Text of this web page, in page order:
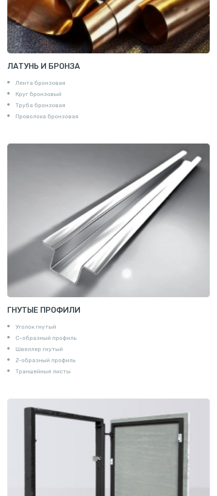
ЛАТУНЬ И БРОНЗА
Лента бронзовая
Круг бронзовый
Труба бронзовая
Проволока бронзовая
ГНУТЫЕ ПРОФИЛИ
Уголок гнутый
С-образный профиль
Швеллер гнутый
Z-образный профиль
Траншейные листы